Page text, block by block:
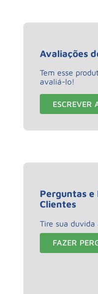
Avaliações
Tem esse
avaliá-lo!
ESCREVER
Perguntas e
Clientes
Tire sua duvida
FAZER